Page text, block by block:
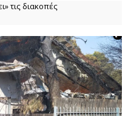
τις διακοπές